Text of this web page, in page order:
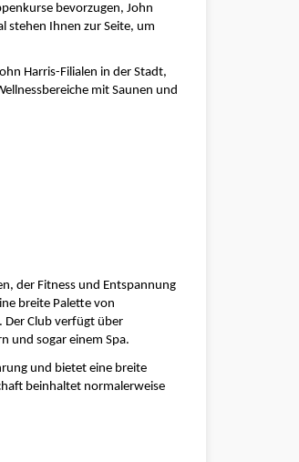
bevorzugen, John
stehen Ihnen zur Seite, um
Harris-Filialen in der Stadt,
mit Saunen und
der Fitness und Entspannung
breite Palette von
Der Club verfügt über
und sogar einem Spa.
und bietet eine breite
beinhaltet normalerweise